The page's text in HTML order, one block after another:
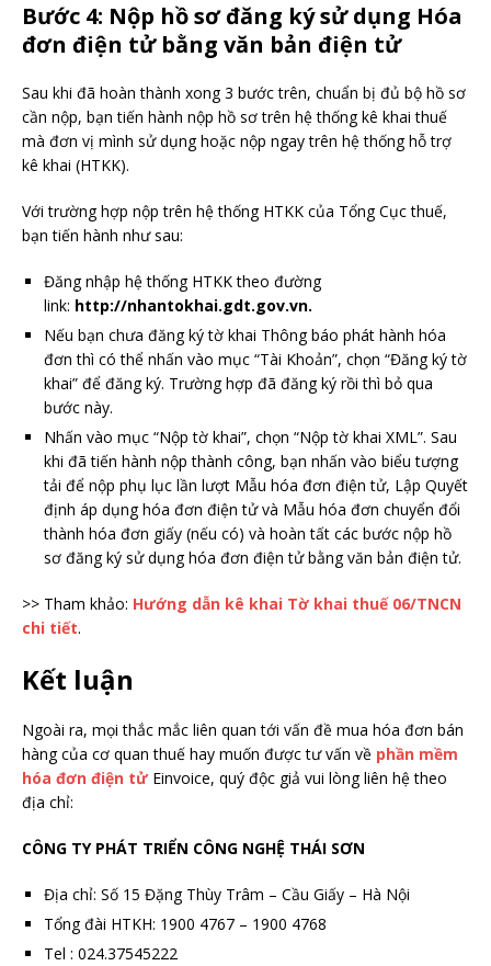
Bước 4: Nộp hồ sơ đăng ký sử dụng Hóa
đơn điện tử bằng văn bản điện tử
Sau khi đã hoàn thành xong 3 bước trên, chuẩn bị đủ bộ hồ sơ
cần nộp, bạn tiến hành nộp hồ sơ trên hệ thống kê khai thuế
mà đơn vị mình sử dụng hoặc nộp ngay trên hệ thống hỗ trợ
kê khai (HTKK).
Với trường hợp nộp trên hệ thống HTKK của Tổng Cục thuế,
bạn tiến hành như sau:
Đăng nhập hệ thống HTKK theo đường
link: http://nhantokhai.gdt.gov.vn.
Nếu bạn chưa đăng ký tờ khai Thông báo phát hành hóa
đơn thì có thể nhấn vào mục “Tài Khoản”, chọn “Đăng ký tờ
khai” để đăng ký. Trường hợp đã đăng ký rồi thì bỏ qua
bước này.
Nhấn vào mục “Nộp tờ khai”, chọn “Nộp tờ khai XML”. Sau
khi đã tiến hành nộp thành công, bạn nhấn vào biểu tượng
tải để nộp phụ lục lần lượt Mẫu hóa đơn điện tử, Lập Quyết
định áp dụng hóa đơn điện tử và Mẫu hóa đơn chuyển đổi
thành hóa đơn giấy (nếu có) và hoàn tất các bước nộp hồ
sơ đăng ký sử dụng hóa đơn điện tử bằng văn bản điện tử.
>> Tham khảo: Hướng dẫn kê khai Tờ khai thuế 06/TNCN
chi tiết.
Kết luận
Ngoài ra, mọi thắc mắc liên quan tới vấn đề mua hóa đơn bán
hàng của cơ quan thuế hay muốn được tư vấn về phần mềm
hóa đơn điện tửEinvoice, quý độc giả vui lòng liên hệ theo
địa chỉ:
CÔNG TY PHÁT TRIỂN CÔNG NGHỆ THÁI SƠN
Địa chỉ: Số 15 Đặng Thùy Trâm – Cầu Giấy – Hà Nội
Tổng đài HTKH: 1900 4767 – 1900 4768
Tel : 024.37545222